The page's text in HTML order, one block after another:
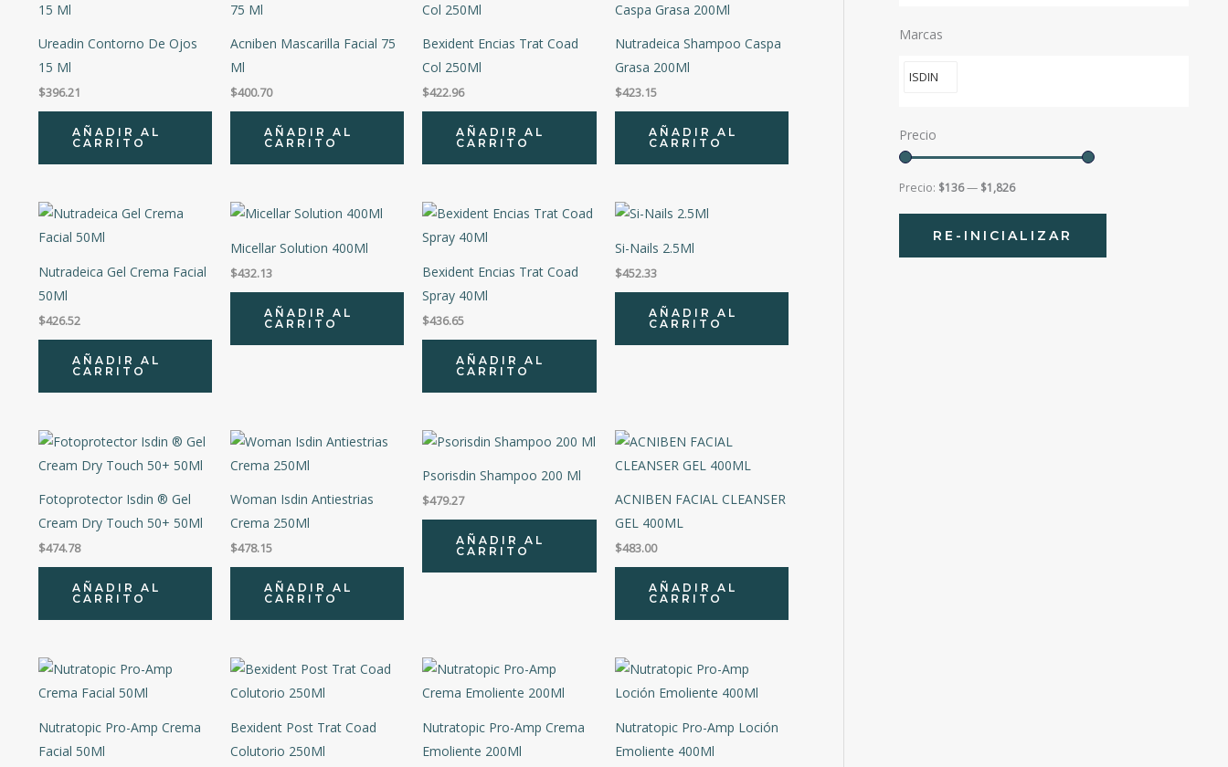
RE-INICIALIZAR
Ureadin Contorno De Ojos
15 Ml
$396.21
AÑADIR AL
CARRITO
Acniben Mascarilla Facial 75
Ml
$400.70
AÑADIR AL
CARRITO
Bexident Encias Trat Coad
Col 250Ml
$422.96
AÑADIR AL
CARRITO
Nutradeica Shampoo Caspa
Grasa 200Ml
$423.15
AÑADIR AL
CARRITO
Nutradeica Gel Crema Facial
50Ml
$426.52
AÑADIR AL
CARRITO
Micellar Solution 400Ml
$432.13
AÑADIR AL
CARRITO
Bexident Encias Trat Coad
Spray 40Ml
$436.65
AÑADIR AL
CARRITO
Si-Nails 2.5Ml
$452.33
AÑADIR AL
CARRITO
Fotoprotector Isdin ® Gel
Cream Dry Touch 50+ 50Ml
$474.78
AÑADIR AL
CARRITO
Woman Isdin Antiestrias
Crema 250Ml
$478.15
AÑADIR AL
CARRITO
Psorisdin Shampoo 200 Ml
$479.27
AÑADIR AL
CARRITO
ACNIBEN FACIAL CLEANSER
GEL 400ML
$483.00
AÑADIR AL
CARRITO
Nutratopic Pro-Amp Crema
Facial 50Ml
Bexident Post Trat Coad
Colutorio 250Ml
Nutratopic Pro-Amp Crema
Emoliente 200Ml
Nutratopic Pro-Amp Loción
Emoliente 400Ml
Marcas
ISDIN
Precio
Precio: $136— $1,826
RE-INICIALIZAR